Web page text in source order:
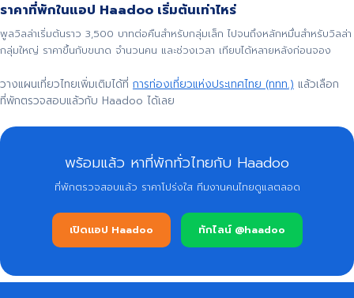
ราคาที่พักในแอป Haadoo เริ่มต้นเท่าไหร่
พูลวิลล่าเริ่มต้นราว 3,500 บาทต่อคืนสำหรับกลุ่มเล็ก ไปจนถึงหลักหมื่นสำหรับวิลล่า
กลุ่มใหญ่ ราคาขึ้นกับขนาด จำนวนคน และช่วงเวลา เทียบได้หลายหลังก่อนจอง
วางแผนเที่ยวไทยเพิ่มเติมได้ที่ การท่องเที่ยวแห่งประเทศไทย (ททท.) แล้วเลือก
ที่พักตรวจสอบแล้วกับ Haadoo ได้เลย
พร้อมแล้ว หาที่พักทั่วไทยกับ Haadoo
ที่พักตรวจสอบแล้ว ราคาโปร่งใส ทีมงานคนไทยดูแลตลอด
เปิดแอป Haadoo ทักไลน์ @haadoo